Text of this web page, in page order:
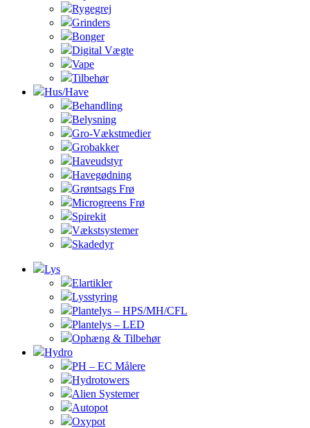
Rygegrej
Grinders
Bonger
Digital Vægte
Vape
Tilbehør
Hus/Have
Behandling
Belysning
Gro-Vækstmedier
Grobakker
Haveudstyr
Havegødning
Grøntsags Frø
Microgreens Frø
Spirekit
Vækstsystemer
Skadedyr
Lys
Elartikler
Lysstyring
Plantelys – HPS/MH/CFL
Plantelys – LED
Ophæng & Tilbehør
Hydro
PH – EC Målere
Hydrotowers
Alien Systemer
Autopot
Oxypot